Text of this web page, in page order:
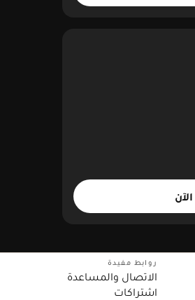
روابط مفيدة
الاتصال والمساعدة
اشتراكات